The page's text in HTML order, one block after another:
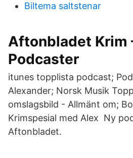
Biltema saltstenar
Aftonbladet Krim
Podcaster
itunes topplista podcast;
Alexander; Norsk Musik
omslagsbild - Allmänt om;
Krimspesial med Alex Ny
Aftonbladet.